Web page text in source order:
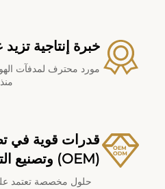
خبرة إنتاجية تزيد عن
مورد محترف لمدفآت
منذ
قدرات قوية في
(OEM) وتصنيع التصاميم الخاصة (ODM)
حلول مخصصة تعتمد عليها أكثر